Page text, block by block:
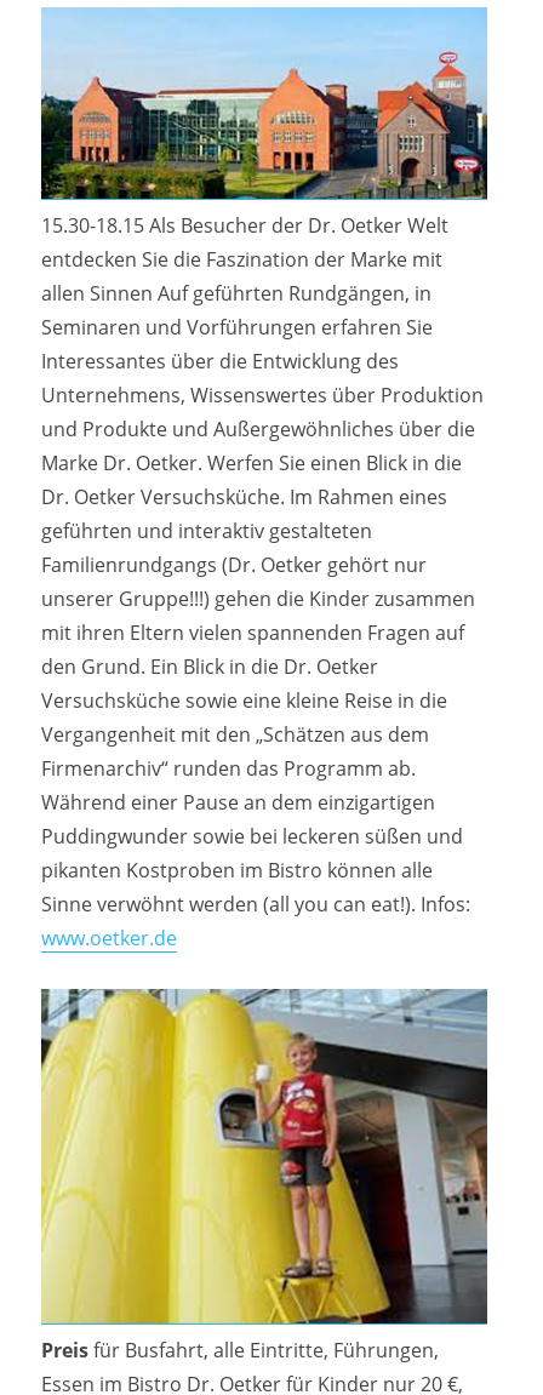
15.30-18.15 Als Besucher der Dr. Oetker Welt
entdecken Sie die Faszination der Marke mit
allen Sinnen Auf geführten Rundgängen, in
Seminaren und Vorführungen erfahren Sie
Interessantes über die Entwicklung des
Unternehmens, Wissenswertes über Produktion
und Produkte und Außergewöhnliches über die
Marke Dr. Oetker. Werfen Sie einen Blick in die
Dr. Oetker Versuchsküche. Im Rahmen eines
geführten und interaktiv gestalteten
Familienrundgangs (Dr. Oetker gehört nur
unserer Gruppe!!!) gehen die Kinder zusammen
mit ihren Eltern vielen spannenden Fragen auf
den Grund. Ein Blick in die Dr. Oetker
Versuchsküche sowie eine kleine Reise in die
Vergangenheit mit den „Schätzen aus dem
Firmenarchiv“ runden das Programm ab.
Während einer Pause an dem einzigartigen
Puddingwunder sowie bei leckeren süßen und
pikanten Kostproben im Bistro können alle
Sinne verwöhnt werden (all you can eat!). Infos:
www.oetker.de
Preisfür Busfahrt, alle Eintritte, Führungen,
Essen im Bistro Dr. Oetker für Kinder nur 20 €,